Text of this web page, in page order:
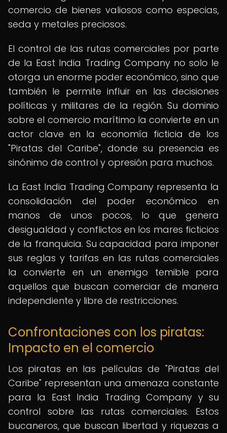
comercio de bienes valiosos como especias,
seda y metales preciosos.
El control de las rutas comerciales por parte
de la East India Trading Company no solo le
otorga un enorme poder económico, sino que
también le permite influir en las decisiones
políticas y militares de la región. Su dominio
sobre el comercio marítimo la convierte en un
actor clave en la economía ficticia de los
"Piratas del Caribe", donde su presencia es
sinónimo de control y opresión para muchos.
La East India Trading Company representa la
consolidación del poder económico en
manos de unos pocos, lo que genera
desigualdad y conflictos en los mares ficticios
de la franquicia. Su capacidad para imponer
sus reglas y tarifas en las rutas comerciales
la convierte en un enemigo temible para
aquellos que buscan comerciar de manera
independiente y libre de restricciones.
Confrontaciones con los piratas:
Impacto en el comercio
Los piratas en las películas de "Piratas del
Caribe" representan una amenaza constante
para la East India Trading Company y su
control sobre las rutas comerciales. Estos
bucaneros, que buscan libertad y riquezas a